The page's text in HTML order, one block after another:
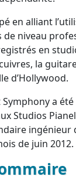
en alliant
de niveau
en
la
d’Hollywood.
a
Studios
ingénieur
de juin 2012.